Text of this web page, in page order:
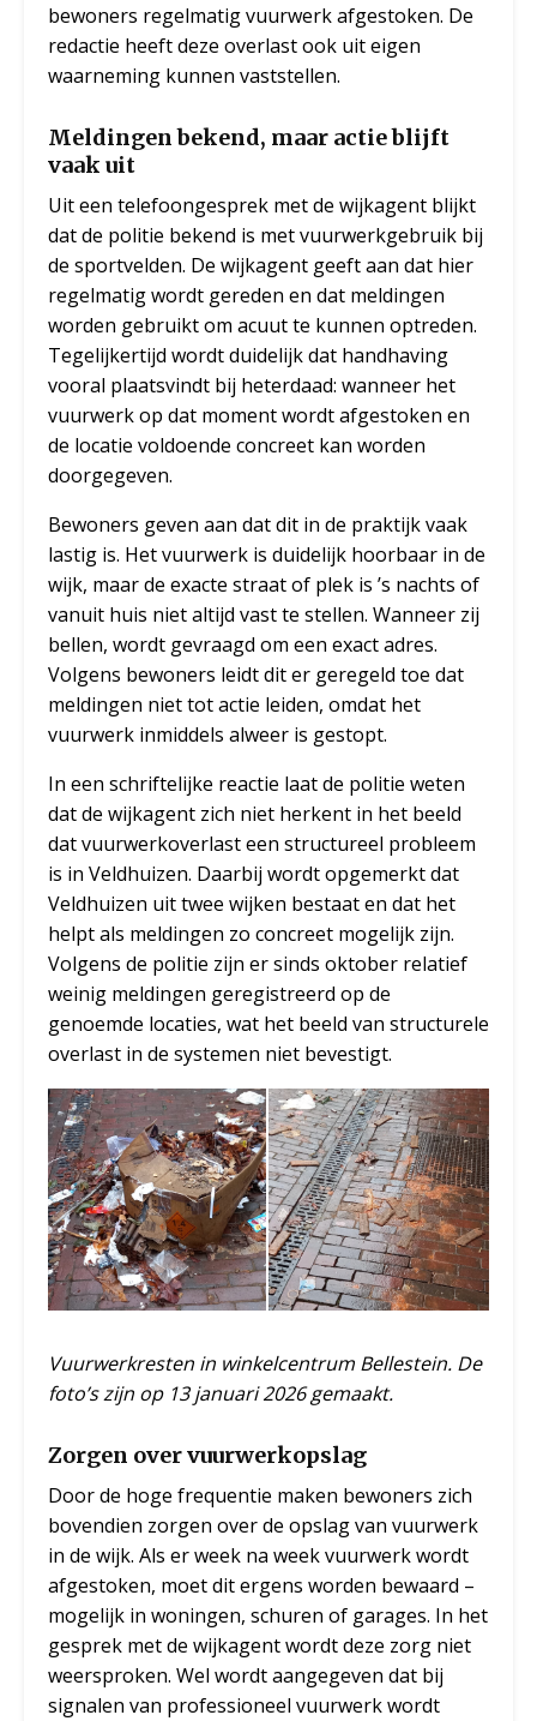
bewoners regelmatig vuurwerk afgestoken. De
redactie heeft deze overlast ook uit eigen
waarneming kunnen vaststellen.
Meldingen bekend, maar actie blijft
vaak uit
Uit een telefoongesprek met de wijkagent blijkt
dat de politie bekend is met vuurwerkgebruik bij
de sportvelden. De wijkagent geeft aan dat hier
regelmatig wordt gereden en dat meldingen
worden gebruikt om acuut te kunnen optreden.
Tegelijkertijd wordt duidelijk dat handhaving
vooral plaatsvindt bij heterdaad: wanneer het
vuurwerk op dat moment wordt afgestoken en
de locatie voldoende concreet kan worden
doorgegeven.
Bewoners geven aan dat dit in de praktijk vaak
lastig is. Het vuurwerk is duidelijk hoorbaar in de
wijk, maar de exacte straat of plek is ’s nachts of
vanuit huis niet altijd vast te stellen. Wanneer zij
bellen, wordt gevraagd om een exact adres.
Volgens bewoners leidt dit er geregeld toe dat
meldingen niet tot actie leiden, omdat het
vuurwerk inmiddels alweer is gestopt.
In een schriftelijke reactie laat de politie weten
dat de wijkagent zich niet herkent in het beeld
dat vuurwerkoverlast een structureel probleem
is in Veldhuizen. Daarbij wordt opgemerkt dat
Veldhuizen uit twee wijken bestaat en dat het
helpt als meldingen zo concreet mogelijk zijn.
Volgens de politie zijn er sinds oktober relatief
weinig meldingen geregistreerd op de
genoemde locaties, wat het beeld van structurele
overlast in de systemen niet bevestigt.
Vuurwerkresten in winkelcentrum Bellestein. De
foto’s zijn op 13 januari 2026 gemaakt.
Zorgen over vuurwerkopslag
Door de hoge frequentie maken bewoners zich
bovendien zorgen over de opslag van vuurwerk
in de wijk. Als er week na week vuurwerk wordt
afgestoken, moet dit ergens worden bewaard –
mogelijk in woningen, schuren of garages. In het
gesprek met de wijkagent wordt deze zorg niet
weersproken. Wel wordt aangegeven dat bij
signalen van professioneel vuurwerk wordt